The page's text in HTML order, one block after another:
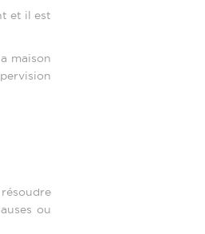
et il est
maison
ou